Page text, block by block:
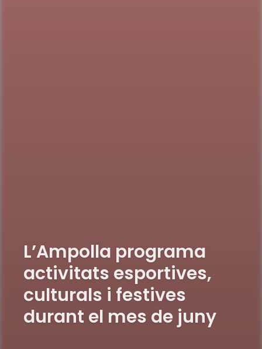
L’Ampolla programa
activitats esportives,
culturals i festives
durant el mes de juny